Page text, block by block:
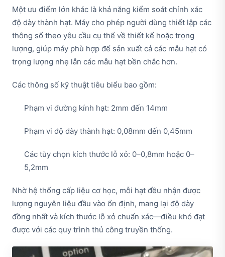
Một ưu điểm lớn khác là khả năng kiểm soát chính xác
độ dày thành hạt. Máy cho phép người dùng thiết lập các
thông số theo yêu cầu cụ thể về thiết kế hoặc trọng
lượng, giúp máy phù hợp để sản xuất cả các mẫu hạt có
trọng lượng nhẹ lẫn các mẫu hạt bền chắc hơn.
Các thông số kỹ thuật tiêu biểu bao gồm:
Phạm vi đường kính hạt: 2mm đến 14mm
Phạm vi độ dày thành hạt: 0,08mm đến 0,45mm
Các tùy chọn kích thước lỗ xỏ: 0–0,8mm hoặc 0–
5,2mm
Nhờ hệ thống cấp liệu cơ học, mỗi hạt đều nhận được
lượng nguyên liệu đầu vào ổn định, mang lại độ dày
đồng nhất và kích thước lỗ xỏ chuẩn xác—điều khó đạt
được với các quy trình thủ công truyền thống.